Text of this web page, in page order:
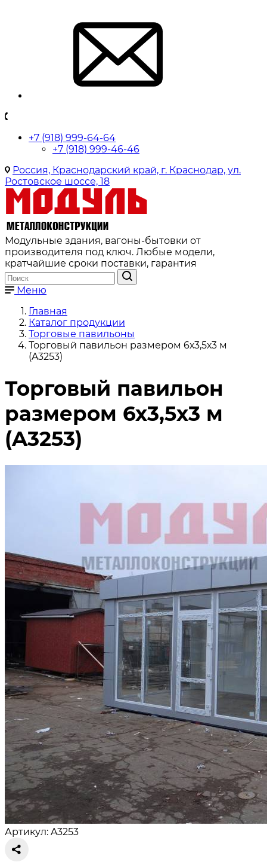
+7 (918) 999-64-64
+7 (918) 999-46-46
Россия, Краснодарский край, г. Краснодар, ул.
Ростовское шоссе, 18
Модульные здания, вагоны-бытовки от
производителя под ключ. Любые модели,
кратчайшие сроки поставки, гарантия
Меню
Главная
Каталог продукции
Торговые павильоны
Торговый павильон размером 6х3,5х3 м
(A3253)
Торговый павильон
размером 6х3,5х3 м
(A3253)
Артикул: A3253